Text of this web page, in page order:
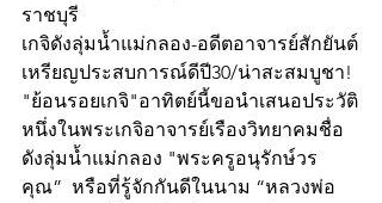
ราชบุรี
เกจิดังลุ่มน้ำแม่กลอง-อดีตอาจารย์สักยันต์
เหรียญประสบการณ์ดีปี30/น่าสะสมบูชา!
"ย้อนรอยเกจิ"อาทิตย์นี้ขอนำเสนอประวัติ
หนึ่งในพระเกจิอาจารย์เรืองวิทยาคมชื่อ
ดังลุ่มน้ำแม่กลอง "พระครูอนุรักษ์วร
คุณ”  หรือที่รู้จักกันดีในนาม “หลวงพ่อ